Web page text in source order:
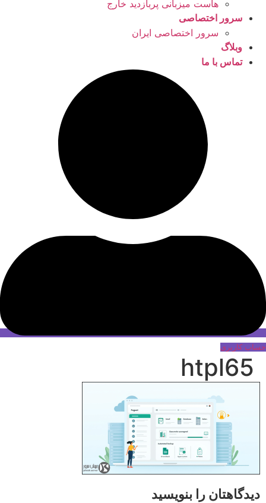
هاست میزبانی پربازدید خارج
سرور اختصاصی
سرور اختصاصی ایران
وبلاگ
تماس با ما
حساب کاربری
htpl65
دیدگاهتان را بنویسید